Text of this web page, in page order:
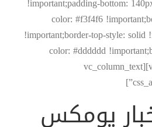
color: #f3f4f6
!important;border-top-style: solid
color: #dddddd
!important;}”][vc_column][vc_column_text
يومكس